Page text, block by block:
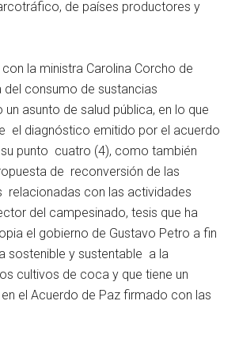
de países productores y
la ministra Carolina Corcho de
consumo de sustancias
asunto de salud pública, en lo que
el diagnóstico emitido por el acuerdo
su punto cuatro (4), como también
de reconversión de las
relacionadas con las actividades
del campesinado, tesis que ha
el gobierno de Gustavo Petro a fin
sostenible y sustentable a la
cultivos de coca y que tiene un
el Acuerdo de Paz firmado con las